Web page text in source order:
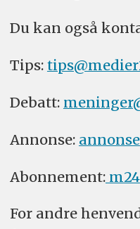
Du kan også
Tips:
Debatt:
Annonse:
Abonnement:
For andre